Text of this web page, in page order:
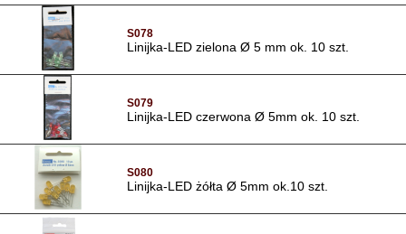
S078
Linijka-LED zielona Ø 5 mm ok. 10 szt.
S079
Linijka-LED czerwona Ø 5mm ok. 10 szt.
S080
Linijka-LED żółta Ø 5mm ok.10 szt.